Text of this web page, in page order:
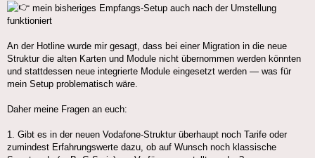
mein bisheriges Empfangs-Setup auch nach der Umstellung
funktioniert
An der Hotline wurde mir gesagt, dass bei einer Migration in die neue
Struktur die alten Karten und Module nicht übernommen werden könnten
und stattdessen neue integrierte Module eingesetzt werden — was für
mein Setup problematisch wäre.
Daher meine Fragen an euch:
1. Gibt es in der neuen Vodafone-Struktur überhaupt noch Tarife oder
zumindest Erfahrungswerte dazu, ob auf Wunsch noch klassische